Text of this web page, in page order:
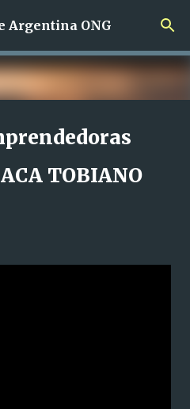
principal
Argentina ONG
!!!
SIN CARGO
TOBIANO